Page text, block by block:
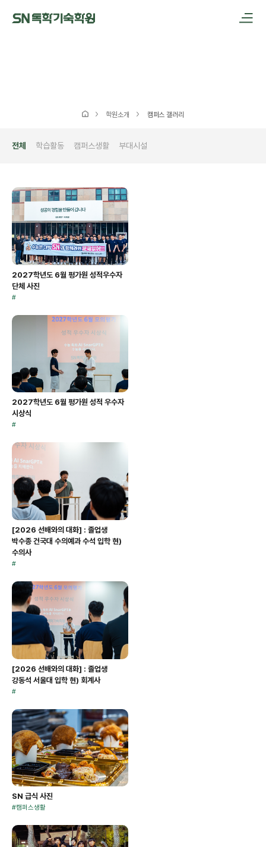
학원소개 캠퍼스 갤러리
전체 학습활동 캠퍼스생활 부대시설
2027학년도 6월 평가원 성적우수자
단체 사진
#
2027학년도 6월 평가원 성적 우수자
시상식
#
[2026 선배와의 대화] : 졸업생
박수종 건국대 수의예과 수석 입학 현)
수의사
#
[2026 선배와의 대화] : 졸업생
강동석 서울대 입학 현) 회계사
#
SN 급식 사진
#캠퍼스생활